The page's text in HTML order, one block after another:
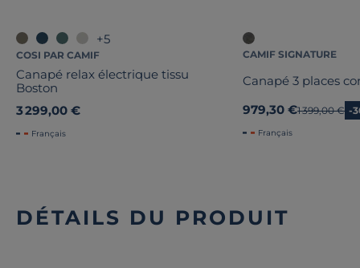
+5
COSI PAR CAMIF
Canapé relax électrique tissu
Boston
3 299,00 €
Français
CAMIF SIGNATURE
Canapé 3 places
979,30 €Ancien prix
1 399,00 € -
Français
DÉTAILS DU PRODUIT